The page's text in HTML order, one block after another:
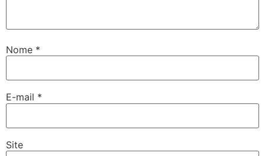
Nome *
E-mail *
Site